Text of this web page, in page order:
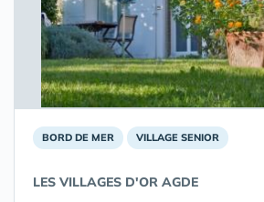
BORD DE MER VILLAGE SENIOR
LES VILLAGES D'OR AGDE